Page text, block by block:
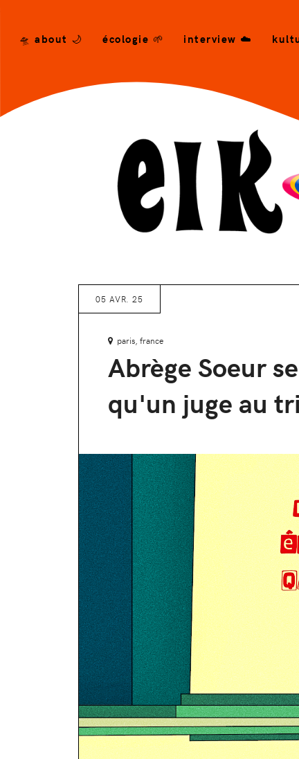
🛸 about 🌙 écologie 🌱 interview ☁️
05 AVR. 25
paris, france
Abrège Soeur
qu'un juge au